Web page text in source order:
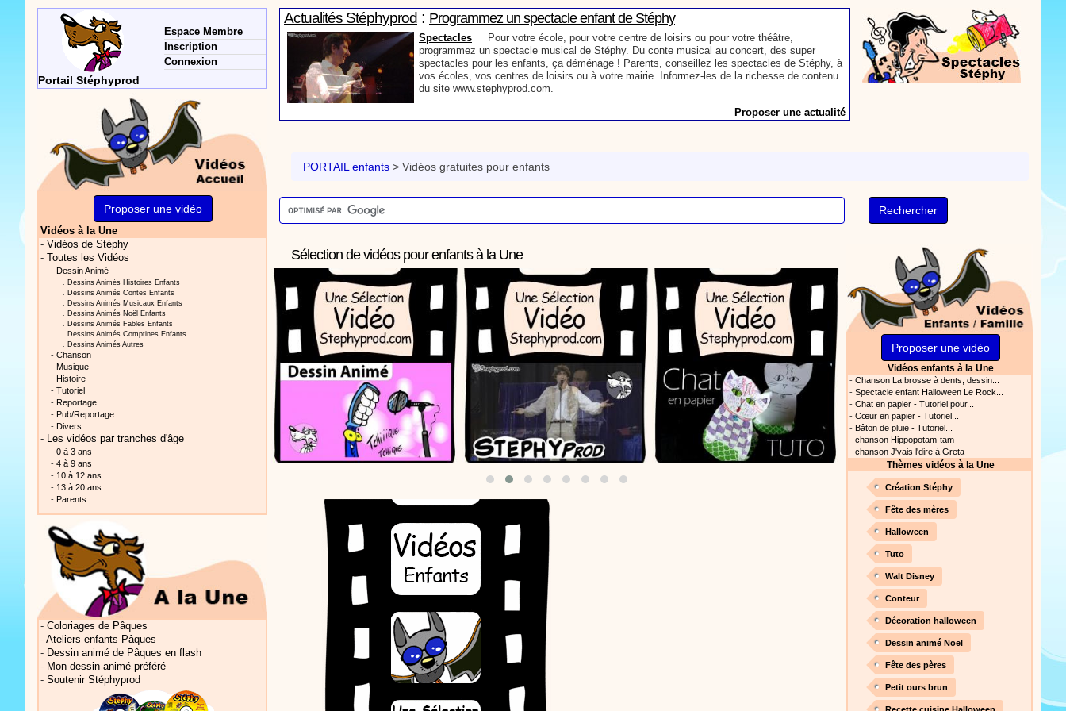
Actualités Stéphyprod : Programmez un spectacle enfant de Stéphy
Spectacles Pour votre école, pour votre centre de loisirs ou pour votre théâtre,
programmez un spectacle musical de Stéphy. Du conte musical au concert, des super
spectacles pour les enfants, ça déménage ! Parents, conseillez les spectacles de Stéphy, à
vos écoles, vos centres de loisirs ou à votre mairie. Informez-les de la richesse de contenu
du site www.stephyprod.com.
Proposer une actualité
histoires à vos enfants, pour les fêtes d’anniversaires, ou pour toute autre animation.
Laissez-vous emporter par la magie des contes, des expressions et des mots pour un
Proposer une actualité
Dessins animés créations Pour ne pas oublier de se brosser les dents après le repas, voici une
animation pour les jeunes enfants de la célèbre chanson de Stéphy, La Brosse à dents.
On y
retrouve, l'eau, le robinet, le lavabo, le dentifrice et bien sûr, la brosse à dents. Tchique tchique, tchique
chante la brosse. De la musique en image pour apprendre facilement la chanson. Une animation de la
chanson pour enfants La Brosse à dents
Proposer une vidéo
Actualités Stéphyprod Comment raconter des histoires aux enfants
Stéphy, conteur vous donne quelques trucs, quelques astuces pour mieux
raconter des histoires aux enfants. N’oubliez pas l’histoire du soir ! Si vous êtes parents,
vous devez chaque soir raconter une petite histoire à votre enfant, c’est un rituel très
important favorable à un bon sommeil, évitez les histoires d’horreur bien entendu. Si vous
êtes bibliothécaire ou enseignant, ces conseils précieux vous aideront à devenir un meilleur
conteur devant vos groupes d’enfants.
Proposer une actualité
Vidéos Stéphyprod:Mon prénom en graffiti - Tutoriel destiné aux enfants
Comment écrire mon prénom en graffiti. Un tutoriel vidéo pour les parents, les
graphisme.
Vidéos Stéphyprod :Cœur en papier - Tutoriel destiné aux enfants
Loisirs créatifsComment faire une carte pop-up pour la fête des mères très simplement avec les
outils de ta trousse. Animation vidéo d'une activité manuelle pour les enfants. Activité manuelle, dessins,
découpage et collage.
Vidéos Stéphyprod:Bâton de pluie - Tutoriel destiné aux enfants
Loisirs créatifsLe bâton de pluie est un instrument de musique ! Une Animation vidéo, un tutoriel
PORTAIL enfants > Vidéos gratuites pour enfants
Sélection de vidéos pour enfants à la Une
Proposer une vidéo
Vidéos enfants à la Une
- Chanson La brosse à dents, dessin...
- Spectacle enfant Halloween Le Rock...
- Chat en papier - Tutoriel pour...
- Cœur en papier - Tutoriel...
- Bâton de pluie - Tutoriel...
- chanson Hippopotam-tam
- chanson J'vais l'dire à Greta
Thèmes vidéos à la Une
Création Stéphy
Fête des mères
Halloween
Tuto
Walt Disney
Conteur
Décoration halloween
Dessin animé Noël
Fête des pères
Petit ours brun
Portail Stéphyprod
Espace Membre
Inscription
Connexion
Proposer une vidéo
Vidéos à la Une
- Vidéos de Stéphy
-
Toutes les Vidéos
- Dessin Animé
. Dessins Animés Histoires Enfants
. Dessins Animés Contes Enfants
. Dessins Animés Musicaux Enfants
. Dessins Animés Noël Enfants
. Dessins Animés Fables Enfants
. Dessins Animés Comptines Enfants
. Dessins Animés Autres
- Chanson
- Musique
- Histoire
- Tutoriel
- Reportage
- Pub/Reportage
- Divers
- Les vidéos par tranches d'âge
- 0 à 3 ans
- 4 à 9 ans
- 10 à 12 ans
- 13 à 20 ans
- Parents
- Coloriages de Pâques
- Ateliers enfants Pâques
- Dessin animé de Pâques en flash
- Mon dessin animé préféré
- Soutenir Stéphyprod